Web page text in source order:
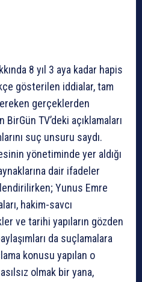
8 yıl 3 aya kadar hapis
gösterilen iddialar, tam
gerçeklerden
BirGün TV’deki açıklamaları
suç unsuru saydı.
yönetiminde yer aldığı
dair ifadeler
Yunus Emre
hakim-savcı
ve tarihi yapıların gözden
da suçlamalara
konusu yapılan o
olmak bir yana,